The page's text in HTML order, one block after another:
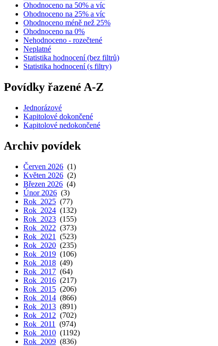
Ohodnoceno na 50% a víc
Ohodnoceno na 25% a víc
Ohodnoceno méně než 25%
Ohodnoceno na 0%
Nehodnoceno - rozečtené
Neplatné
Statistika hodnocení (bez filtrů)
Statistika hodnocení (s filtry)
Povídky řazené A-Z
Jednorázové
Kapitolové dokončené
Kapitolové nedokončené
Archiv povídek
Červen 2026 (1)
Květen 2026 (2)
Březen 2026 (4)
Únor 2026 (3)
Rok 2025 (77)
Rok 2024 (132)
Rok 2023 (155)
Rok 2022 (373)
Rok 2021
(523)
Rok 2020 (235)
Rok 2019 (106)
Rok 2018 (49)
Rok 2017 (64)
Rok 2016 (217)
Rok 2015 (206)
Rok 2014 (866)
Rok 2013 (891)
Rok 2012 (702)
Rok 2011
(974)
Rok 2010 (1192)
Rok 2009 (836)